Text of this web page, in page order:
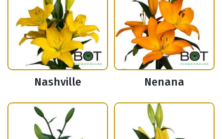
Nashville Nenana